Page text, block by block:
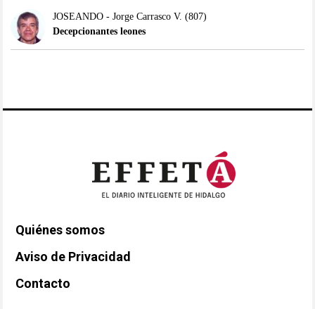
JOSEANDO - Jorge Carrasco V. (807)
Decepcionantes leones
Quiénes somos
Aviso de Privacidad
Contacto